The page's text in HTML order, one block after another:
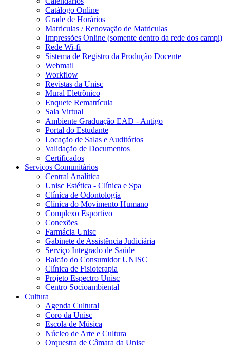
Catálogo Online
Grade de Horários
Matriculas / Renovação de Matriculas
Impressões Online (somente dentro da rede dos campi)
Rede Wi-fi
Sistema de Registro da Produção Docente
Webmail
Workflow
Revistas da Unisc
Mural Eletrônico
Enquete Rematrícula
Sala Virtual
Ambiente Graduação EAD - Antigo
Portal do Estudante
Locação de Salas e Auditórios
Validação de Documentos
Certificados
Serviços Comunitários
Central Analítica
Unisc Estética - Clínica e Spa
Clínica de Odontologia
Clínica do Movimento Humano
Complexo Esportivo
Conexões
Farmácia Unisc
Gabinete de Assistência Judiciária
Serviço Integrado de Saúde
Balcão do Consumidor UNISC
Clínica de Fisioterapia
Projeto Espectro Unisc
Centro Socioambiental
Cultura
Agenda Cultural
Coro da Unisc
Escola de Música
Núcleo de Arte e Cultura
Orquestra de Câmara da Unisc